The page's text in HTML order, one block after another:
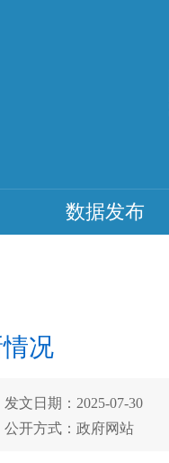
数据发布
况
发文日期：2025-07-30
公开方式：政府网站